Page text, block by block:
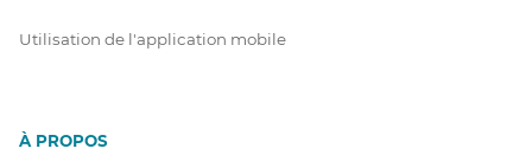
Utilisation de l'application mobile
À PROPOS